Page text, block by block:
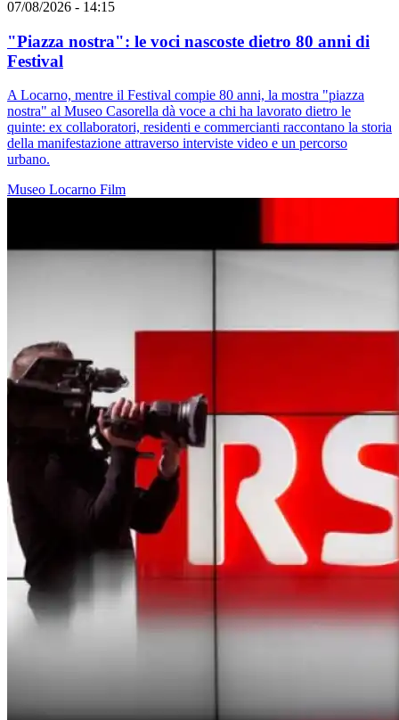
07/08/2026 - 14:15
"Piazza nostra": le voci nascoste dietro 80 anni di
Festival
A Locarno, mentre il Festival compie 80 anni, la mostra "piazza
nostra" al Museo Casorella dà voce a chi ha lavorato dietro le
quinte: ex collaboratori, residenti e commercianti raccontano la storia
della manifestazione attraverso interviste video e un percorso
urbano.
Museo Locarno Film